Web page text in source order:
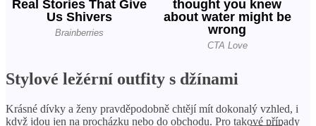
Stylové ležérní outfity s džínami
Krásné dívky a ženy pravděpodobně chtějí mít dokonalý vzhled, i
když jdou jen na procházku nebo do obchodu. Pro takové případy